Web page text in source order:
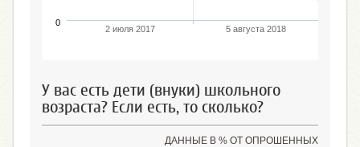
2 июля 2017 5 августа 2018
0
У вас есть дети (внуки) школьного
возраста? Если есть, то сколько?
ДАННЫЕ В % ОТ ОПРОШЕННЫХ